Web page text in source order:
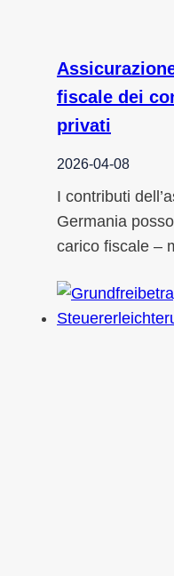
fiscale dei
privati
2026-04-08
I contributi
Germania
carico fiscale –